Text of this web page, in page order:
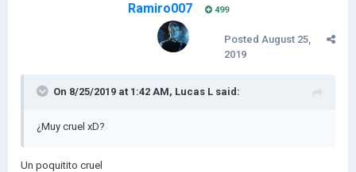
Ramiro007 499
Posted August 25,
2019
On 8/25/2019 at 1:42 AM, Lucas L said:
¿Muy cruel xD?
Un poquitito cruel